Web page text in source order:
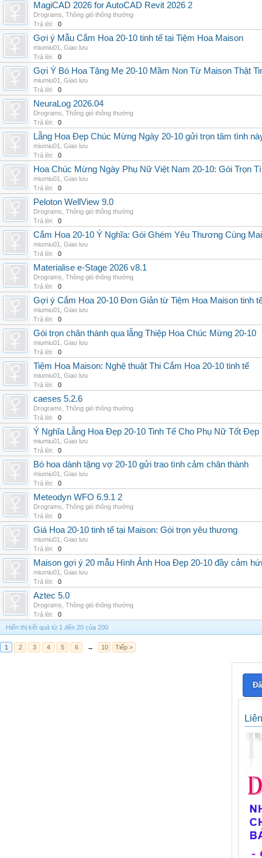
MagiCAD 2026 for AutoCAD Revit 2026 2
Drograms Thông gió thông thường
Trả lời:
0
Gợi ý Mẫu Cắm Hoa 20-10 tinh tế tại Tiệm Hoa Maison
miumiu01
Giao lưu
Trả lời:
0
Gợi Ý Bó Hoa Tặng Mẹ 20-10 Mầm Non Từ Maison Thật
miumiu01
Giao lưu
Trả lời:
0
NeuraLog 2026.04
Drograms Thông gió thông thường
Trả lời:
0
Lẵng Hoa Đẹp Chúc Mừng Ngày 20-10 gửi trọn tâm tình
miumiu01
Giao lưu
Trả lời:
0
Hoa Chúc Mừng Ngày Phụ Nữ Việt Nam 20-10: Gói Trọn
miumiu01
Giao lưu
Trả lời:
0
Peloton WellView 9.0
Drograms Thông gió thông thường
Trả lời:
0
Cắm Hoa 20-10 Ý Nghĩa: Gói Ghém Yêu Thương Cùng
miumiu01
Giao lưu
Trả lời:
0
Materialise e-Stage 2026 v8.1
Drograms Thông gió thông thường
Trả lời:
0
Gợi ý Cắm Hoa 20-10 Đơn Giản từ Tiệm Hoa Maison tinh
miumiu01
Giao lưu
Trả lời:
0
Gói trọn chân thành qua lẵng Thiệp Hoa Chúc Mừng 20-10
miumiu01
Giao lưu
Trả lời:
0
Tiệm Hoa Maison: Nghệ thuật Thi Cắm Hoa 20-10 tinh tế
miumiu01
Giao lưu
Trả lời:
0
caeses 5.2.6
Drograms Thông gió thông thường
Trả lời:
0
Ý Nghĩa Lẵng Hoa Đẹp 20-10 Tinh Tế Cho Phụ Nữ Tốt Đẹp
miumiu01
Giao lưu
Trả lời:
0
Bó hoa dành tặng vợ 20-10 gửi trao tình cảm chân thành
miumiu01
Giao lưu
Trả lời:
0
Meteodyn WFO 6.9.1 2
Drograms Thông gió thông thường
Trả lời:
0
Giá Hoa 20-10 tinh tế tại Maison: Gói trọn yêu thương
miumiu01
Giao lưu
Trả lời:
0
Maison gợi ý 20 mẫu Hình Ảnh Hoa Đẹp 20-10 đầy cảm
miumiu01
Giao lưu
Trả lời:
0
Aztec 5.0
Drograms Thông gió thông thường
Trả lời:
0
Hiển thị kết quả từ 1 đến 20 của 200
1 2 3 4 5 6 → 10 Tiếp >